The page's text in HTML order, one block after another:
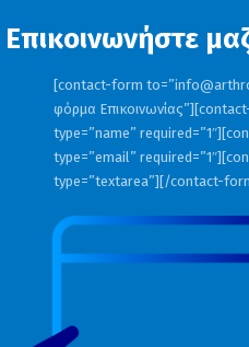
Επικοινωνήστε
[contact-form to=”
φόρμα
type=”name”
type=”email”
type=”textarea”][/contact-